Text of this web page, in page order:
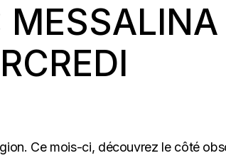
MESSALINA
Ce mois-ci, découvrez le côté